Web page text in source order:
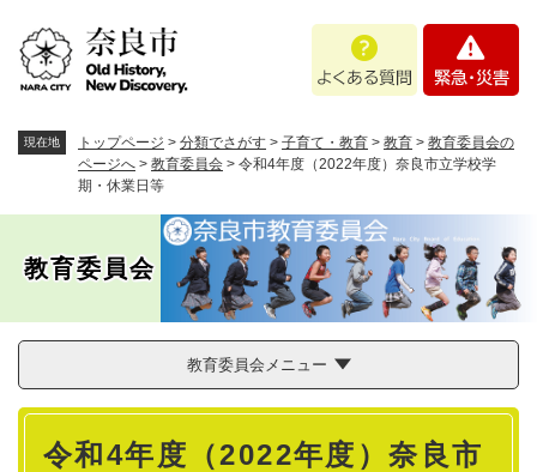
。
あ
問
・
現在地 トップページ > 分類でさがす > 子育て・教育 > 教育 > 教育委員会の
ページへ > 教育委員会 > 令和4年度（2022年度）奈良市立学校学
期・休業日等
教育委員会
教育委員会メニュー
本
令和4年度（2022年度）奈良市